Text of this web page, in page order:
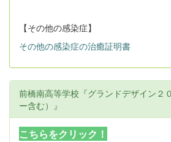
【その他の感染症】
その他の感染症の治癒証明書
前橋南高等学校『グランドデザイン２
ー含む）』
こちらをクリック！